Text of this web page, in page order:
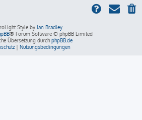
Style by Ian Bradley
® Forum Software © phpBB Limited
Übersetzung durch phpBB.de
| Nutzungsbedingungen